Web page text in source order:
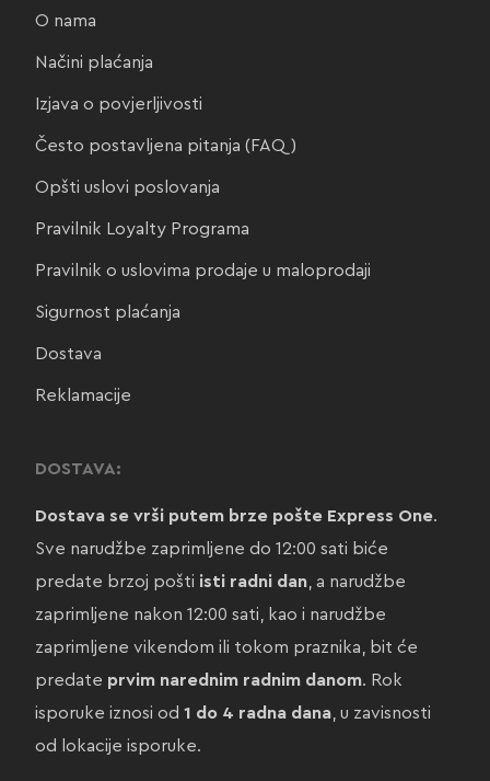
O nama
Načini plaćanja
Izjava o povjerljivosti
Često postavljena pitanja (FAQ)
Opšti uslovi poslovanja
Pravilnik Loyalty Programa
Pravilnik o uslovima prodaje u maloprodaji
Sigurnost plaćanja
Dostava
Reklamacije
DOSTAVA:
Dostava se vrši putem brze pošte Express One.
Sve narudžbe zaprimljene do 12:00 sati biće
predate brzoj pošti isti radni dan, a narudžbe
zaprimljene nakon 12:00 sati, kao i narudžbe
zaprimljene vikendom ili tokom praznika, bit će
predate prvim narednim radnim danom. Rok
isporuke iznosi od 1 do 4 radna dana, u zavisnosti
od lokacije isporuke.